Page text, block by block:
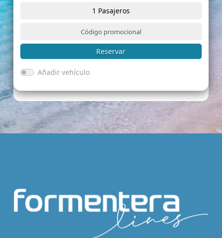
1 Pasajeros
Reservar
Añadir vehículo
Tipo vehículo
Marca